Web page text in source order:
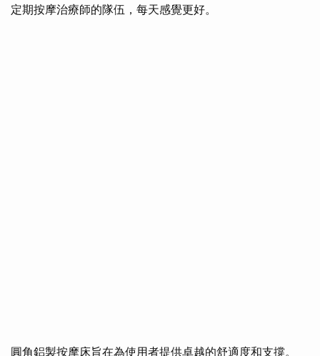
定期按摩治療師的隊伍，每天感覺更好。
圓角鋁製按摩床旨在為使用者提供卓越的舒適度和支撐。